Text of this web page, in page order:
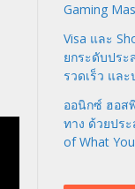
Gaming
Visa และ
ยกระดับปร
รวดเร็ว แล
ออนิกซ์ ฮอส
ทาง ด้วยปร
of What